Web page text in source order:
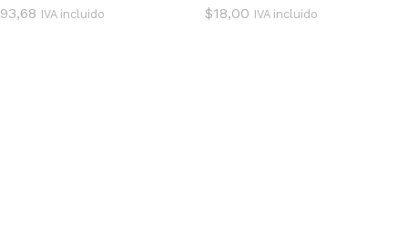
93,68 IVA incluido $18,00 IVA incluido